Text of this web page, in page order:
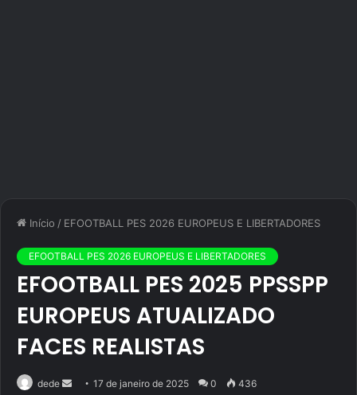
Início / EFOOTBALL PES 2026 EUROPEUS E LIBERTADORES
EFOOTBALL PES 2026 EUROPEUS E LIBERTADORES
EFOOTBALL PES 2025 PPSSPP
EUROPEUS ATUALIZADO
FACES REALISTAS
dede
Mande17 de janeiro de 2025 0 436